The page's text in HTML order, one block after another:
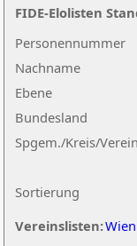
Nachname
Ebene
Sortierung
Personennummer
Bundesland
Spgem./Kreis/Verein
Vereinslisten:Wien
FIDE-Elolisten